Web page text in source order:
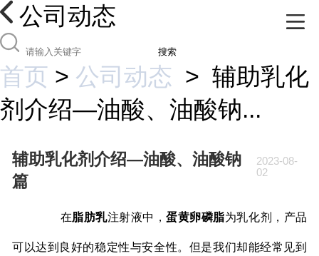
公司动态
搜索
首页 > 公司动态 > 辅助乳化
剂介绍—油酸、油酸钠...
辅助乳化剂介绍—油酸、油酸钠
篇
2023-08-
02
在脂肪乳注射液中，蛋黄卵磷脂为乳化剂，产品
可以达到良好的稳定性与安全性。但是我们却能经常见到